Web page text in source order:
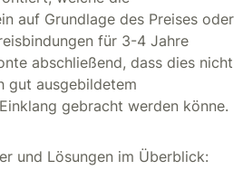
auf Grundlage des Preises oder
für 3-4 Jahre
abschließend, dass dies nicht
gut ausgebildetem
gebracht werden könne.
und Lösungen im Überblick: